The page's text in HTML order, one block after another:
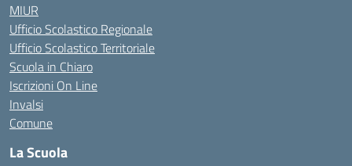
MIUR
Ufficio Scolastico Regionale
Ufficio Scolastico Territoriale
Scuola in Chiaro
Iscrizioni On Line
Invalsi
Comune
La Scuola